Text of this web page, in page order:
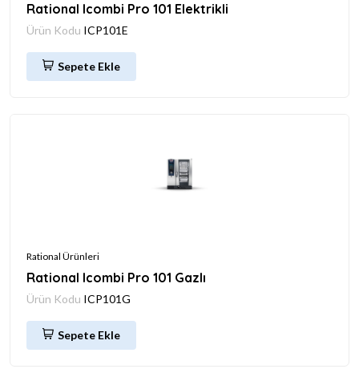
Rational Icombi Pro 101 Elektrikli
Ürün Kodu ICP101E
Sepete Ekle
Rational Ürünleri
Rational Icombi Pro 101 Gazlı
Ürün Kodu ICP101G
Sepete Ekle